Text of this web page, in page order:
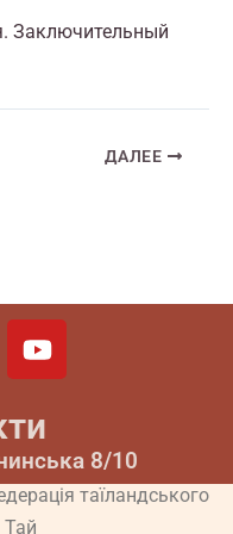
Заключительный
ДАЛЕЕ
Y
o
t
u
b
e
8/10
таїландського